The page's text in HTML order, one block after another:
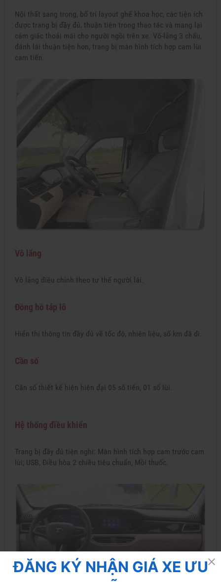
Nội thất sang trọng, bố trí layout ghế khoa học, các tiện ích
được trang bị đầy đủ, thuận tiện trong thao tác và mang lại
cảm giác thoải mái cho người ngồi trên xe. Vô-lăng 3 chấu,
đánh lái thuận tiện hơn, trang bị màn hình tích hợp cam lùi
cam tiến.
Vô lăng
Vô lăng điều chỉnh theo tư thế người lái.
Đồng hồ táp lô
Hiển thị thông tin đầy đủ về tốc độ, nhiên liệu, số km đã đi.
Cần số
Cần số thiết kế hiện hiện đại 05 số tiến, 01 số lùi.
Hệ thống điều khiển
Trang bị đầy đủ tiện nghi: Màn hình tích hợp cam trước cam
lùi; USB, Điều hòa 2 chiều tiêu chuẩn, Mồi thuốc.
ĐĂNG KÝ NHẬN GIÁ XE ƯU